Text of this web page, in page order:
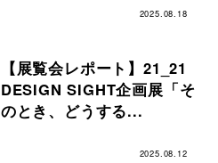
2025.08.18
【展覧会レポート】21_21
DESIGN SIGHT企画展「そ
のとき、どうする...
2025.08.12